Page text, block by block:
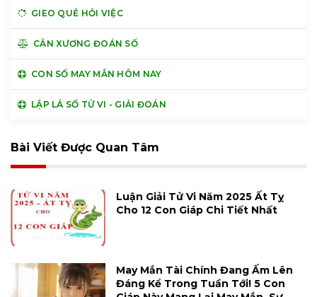
GIEO QUẺ HỎI VIỆC
CÂN XƯƠNG ĐOÁN SỐ
CON SỐ MAY MẮN HÔM NAY
LẬP LÁ SỐ TỬ VI - GIẢI ĐOÁN
Bài Viết Được Quan Tâm
Luận Giải Tử Vi Năm 2025 Ất Tỵ
Cho 12 Con Giáp Chi Tiết Nhất
May Mắn Tài Chính Đang Ấm Lên
Đáng Kể Trong Tuần Tới! 5 Con